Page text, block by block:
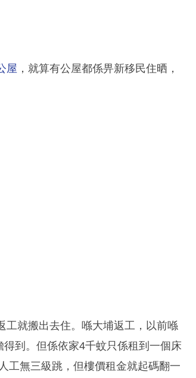
屋 ，就算有公屋都係畀新移民住晒，
工就搬出去住。喺大埔返工，以前喺
到。但係依家4千蚊只係租到一個床
工無三級跳，但樓價租金就起碼翻一